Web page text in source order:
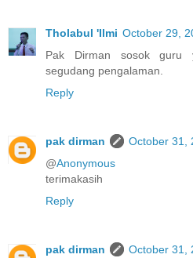
Tholabul 'Ilmi October 29,
Pak Dirman sosok guru
segudang pengalaman.
Reply
pak dirman
October 31,
@Anonymous
terimakasih
Reply
pak dirman
October 31,